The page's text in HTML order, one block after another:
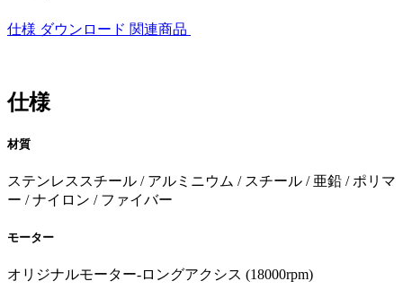
仕様 ダウンロード 関連商品
仕様
材質
ステンレススチール / アルミニウム / スチール / 亜鉛 / ポリマ
ー / ナイロン / ファイバー
モーター
オリジナルモーター-ロングアクシス (18000rpm)